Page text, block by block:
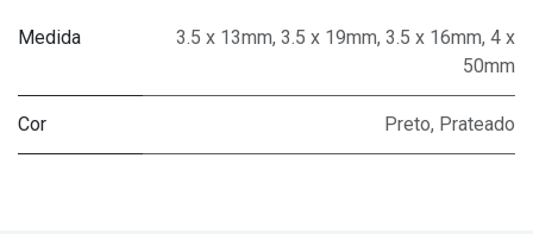
Medida 3.5 x 13mm, 3.5 x 19mm, 3.5 x 16mm, 4 x
50mm
Cor Preto, Prateado